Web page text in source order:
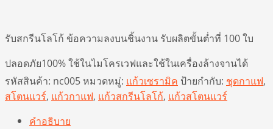
รับสกรีนโลโก้ ข้อความลงบนชิ้นงาน รับผลิตขั้นต่ำที่ 100 ใบ
ปลอดภัย100% ใช้ในไมโครเวฟและใช้ในเครื่องล้างจานได้
รหัสสินค้า: nc005 หมวดหมู่: แก้วเซรามิค ป้ายกำกับ: ชุดกาแฟ,
สโตนแวร์, แก้วกาแฟ, แก้วสกรีนโลโก้, แก้วสโตนแวร์
คำอธิบาย